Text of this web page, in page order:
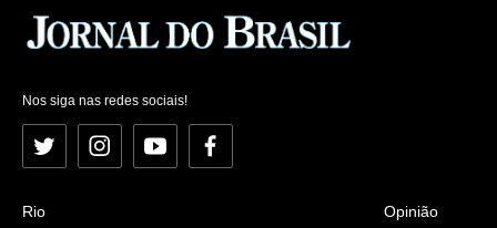
Nos siga nas redes sociais!
Twitter InstagramYouTubeFacebook
Rio
Opinião